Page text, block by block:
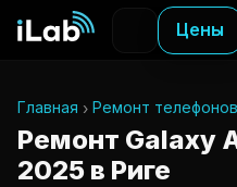
Цены
Главная Ремонт телефонов
Ремонт Galaxy
2025 в Риге